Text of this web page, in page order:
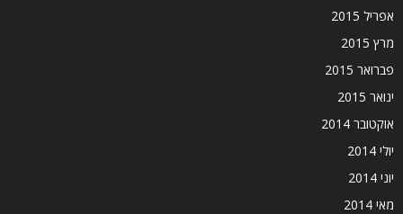
אפריל 2015
מרץ 2015
פברואר 2015
ינואר 2015
אוקטובר 2014
יולי 2014
יוני 2014
מאי 2014